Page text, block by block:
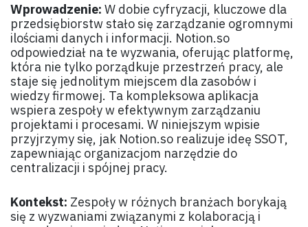
Wprowadzenie: W dobie cyfryzacji, kluczowe dla
przedsiębiorstw stało się zarządzanie ogromnymi
ilościami danych i informacji. Notion.so
odpowiedział na te wyzwania, oferując platformę,
która nie tylko porządkuje przestrzeń pracy, ale
staje się jednolitym miejscem dla zasobów i
wiedzy firmowej. Ta kompleksowa aplikacja
wspiera zespoły w efektywnym zarządzaniu
projektami i procesami. W niniejszym wpisie
przyjrzymy się, jak Notion.so realizuje ideę SSOT,
zapewniając organizacjom narzędzie do
centralizacji i spójnej pracy.
Kontekst: Zespoły w różnych branżach borykają
się z wyzwaniami związanymi z kolaboracją i